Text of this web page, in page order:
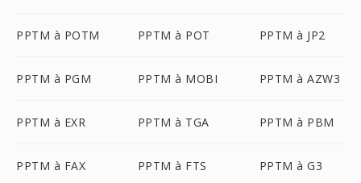
PPTM à POTM PPTM à POT PPTM à JP2
PPTM à PGM PPTM à MOBI PPTM à AZW3
PPTM à EXR PPTM à TGA PPTM à PBM
PPTM à FAX PPTM à FTS PPTM à G3